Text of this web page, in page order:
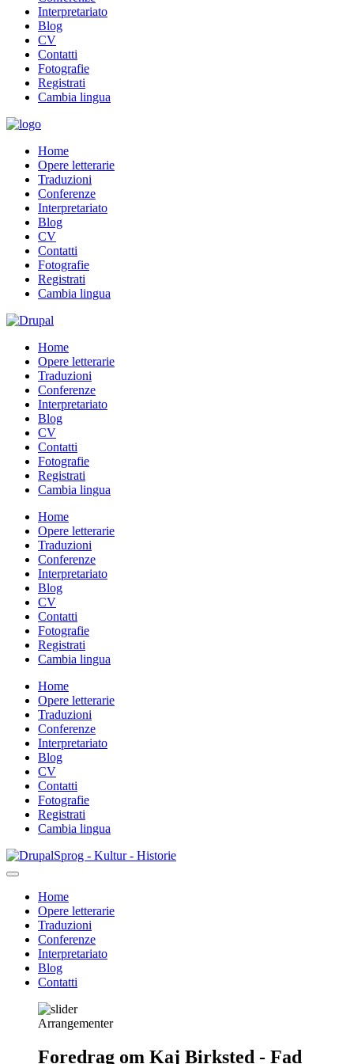
Interpretariato
Blog
CV
Contatti
Fotografie
Registrati
Cambia lingua
Home
Opere letterarie
Traduzioni
Conferenze
Interpretariato
Blog
CV
Contatti
Fotografie
Registrati
Cambia lingua
Home
Opere letterarie
Traduzioni
Conferenze
Interpretariato
Blog
CV
Contatti
Fotografie
Registrati
Cambia lingua
Home
Opere letterarie
Traduzioni
Conferenze
Interpretariato
Blog
CV
Contatti
Fotografie
Registrati
Cambia lingua
Home
Opere letterarie
Traduzioni
Conferenze
Interpretariato
Blog
CV
Contatti
Fotografie
Registrati
Cambia lingua
Salta
al
principale
Sprog - Kultur - Historie
Primær
navigation
Home
Opere letterarie
Traduzioni
Conferenze
Interpretariato
Blog
Contatti
Arrangementer
Foredrag om Kaj Birksted - Fad